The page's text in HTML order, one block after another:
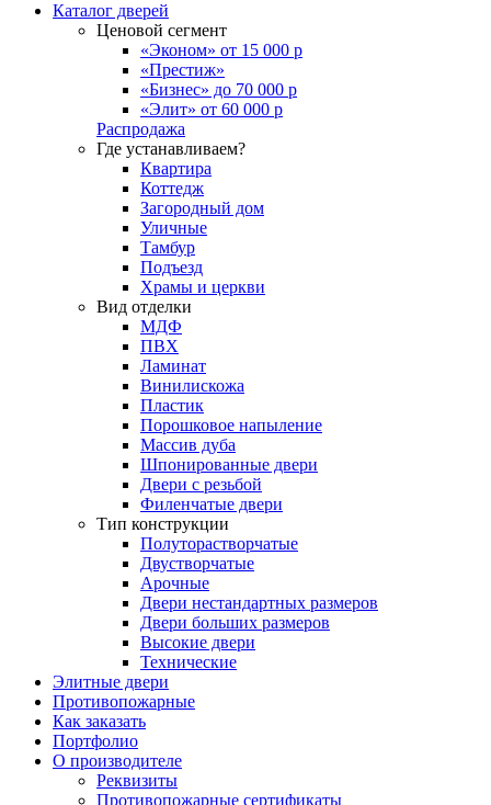
Каталог дверей
Ценовой сегмент
«Эконом» от 15 000 р
«Престиж»
«Бизнес» до 70 000 р
«Элит» от 60 000 р
Распродажа
Где устанавливаем?
Квартира
Коттедж
Загородный дом
Уличные
Тамбур
Подъезд
Храмы и церкви
Вид отделки
МДФ
ПВХ
Ламинат
Винилискожа
Пластик
Порошковое напыление
Массив дуба
Шпонированные двери
Двери с резьбой
Филенчатые двери
Тип конструкции
Полуторастворчатые
Двустворчатые
Арочные
Двери нестандартных размеров
Двери больших размеров
Высокие двери
Технические
Элитные двери
Противопожарные
Как заказать
Портфолио
О производителе
Реквизиты
Противопожарные сертификаты